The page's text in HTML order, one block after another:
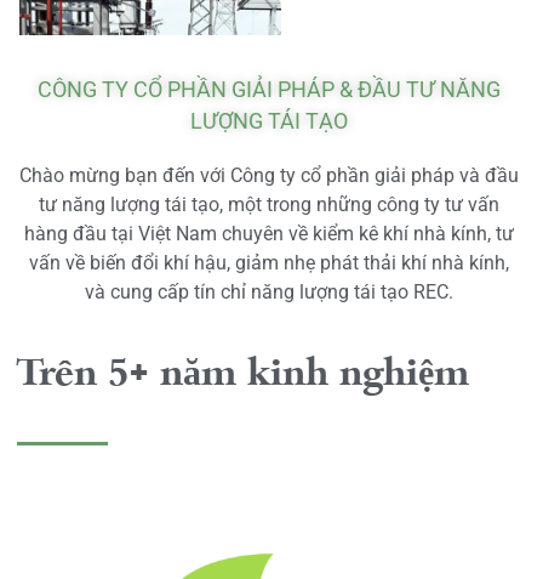
CÔNG TY CỔ PHẦN GIẢI PHÁP & ĐẦU TƯ NĂNG
LƯỢNG TÁI TẠO
Chào mừng bạn đến với Công ty cổ phần giải pháp và đầu
tư năng lượng tái tạo, một trong những công ty tư vấn
hàng đầu tại Việt Nam chuyên về kiểm kê khí nhà kính, tư
vấn về biến đổi khí hậu, giảm nhẹ phát thải khí nhà kính,
và cung cấp tín chỉ năng lượng tái tạo REC.
Trên 5+ năm kinh nghiệm